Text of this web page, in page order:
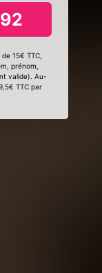
15€ TTC,
prénom,
valide). Au-
TTC par